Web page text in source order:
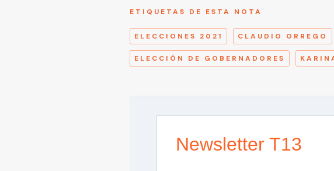
ETIQUETAS DE ESTA NOTA
ELECCIONES 2021 CLAUDIO ORREGO
ELECCIÓN DE GOBERNADORES
Newsletter T13